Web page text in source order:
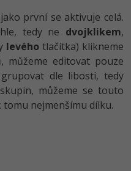
první se aktivuje celá.
tedy ne dvojklikem,
levého tlačítka) klikneme
můžeme editovat pouze
dle libosti, tedy
můžeme se touto
nejmenšímu dílku.